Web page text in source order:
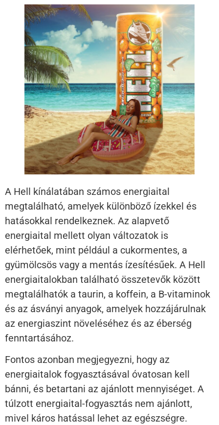
A Hell kínálatában számos energiaital
megtalálható, amelyek különböző ízekkel és
hatásokkal rendelkeznek. Az alapvető
energiaital mellett olyan változatok is
elérhetőek, mint például a cukormentes, a
gyümölcsös vagy a mentás ízesítésűek. A Hell
energiaitalokban található összetevők között
megtalálhatók a taurin, a koffein, a B-vitaminok
és az ásványi anyagok, amelyek hozzájárulnak
az energiaszint növeléséhez és az éberség
fenntartásához.
Fontos azonban megjegyezni, hogy az
energiaitalok fogyasztásával óvatosan kell
bánni, és betartani az ajánlott mennyiséget. A
túlzott energiaital-fogyasztás nem ajánlott,
mivel káros hatással lehet az egészségre.